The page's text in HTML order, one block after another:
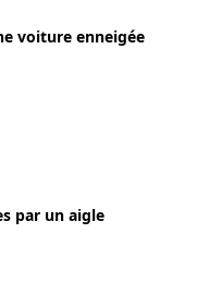
voiture enneigée
par un aigle